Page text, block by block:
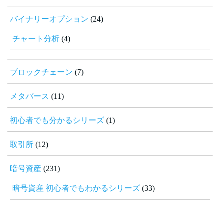
バイナリーオプション (24)
チャート分析 (4)
ブロックチェーン (7)
メタバース (11)
初心者でも分かるシリーズ (1)
取引所 (12)
暗号資産 (231)
暗号資産 初心者でもわかるシリーズ (33)